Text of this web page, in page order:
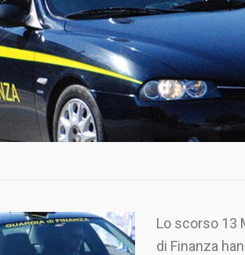
Lo scorso 13
di Finanza